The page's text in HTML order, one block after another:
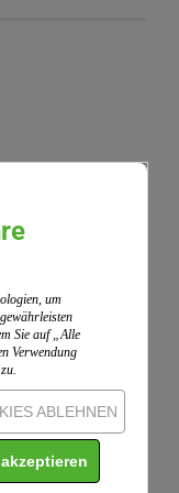
Dienstleister
dass es
Mehr
MEINUNG
um
Sie auf „Alle
Verwendung
ABLEHNEN